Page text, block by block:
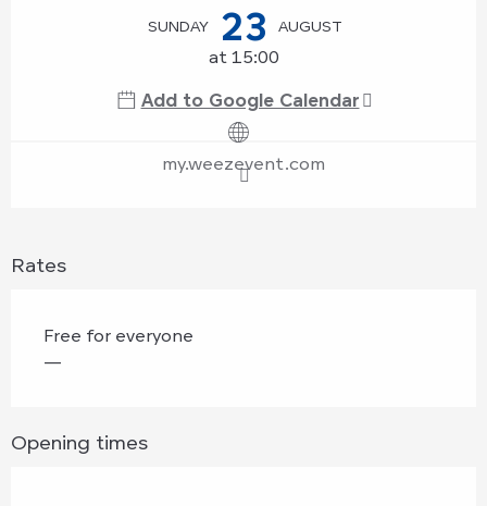
SUNDAY 23 AUGUST
at 15:00
Add to Google Calendar
my.weezevent.com
Rates
Free for everyone
—
Opening times